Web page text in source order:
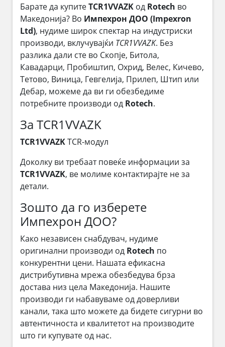
Барате да купитеTCR1VVAZK од Rotech во
Македонија? Во Импехрон ДОО (Impexron
Ltd), нудиме широк спектар на индустриски
производи, вклучувајќи TCR1VVAZK. Без
разлика дали сте во Скопје, Битола,
Кавадарци, Пробиштип, Охрид, Велес, Кичево,
Тетово, Виница, Гевгелија, Прилеп, Штип или
Дебар, можеме да ви ги обезбедиме
потребните производи од Rotech.
За TCR1VVAZK
TCR1VVAZKTCR-модул
Доколку ви требаат повеќе информации за
TCR1VVAZK, ве молиме контактирајте не за
детали.
Зошто да го изберете
Импехрон ДОО?
Како независен снабдувач, нудиме
оригинални производи од Rotech по
конкурентни цени. Нашата ефикасна
дистрибутивна мрежа обезбедува брза
достава низ цела Македонија. Нашите
производи ги набавуваме од доверливи
канали, така што можете да бидете сигурни во
автентичноста и квалитетот на производите
што ги купувате од нас.